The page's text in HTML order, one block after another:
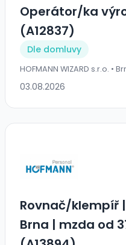
Operátor/ka
(A12837)
Dle domluvy
HOFMANN WIZARD s.r.o. •
03.08.2026
️Rovnač/klempíř️
Brna | mzda od